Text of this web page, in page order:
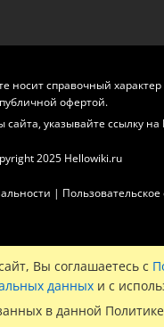
носит справочный характер
публичной офертой.
сайта, указывайте ссылку на
2025 Hellowiki.ru
|
Вы соглашаетесь с
данных и с
в данной